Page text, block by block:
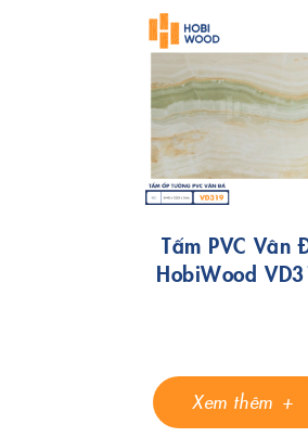
Tấm PVC Vân
HobiWood
Xem thêm